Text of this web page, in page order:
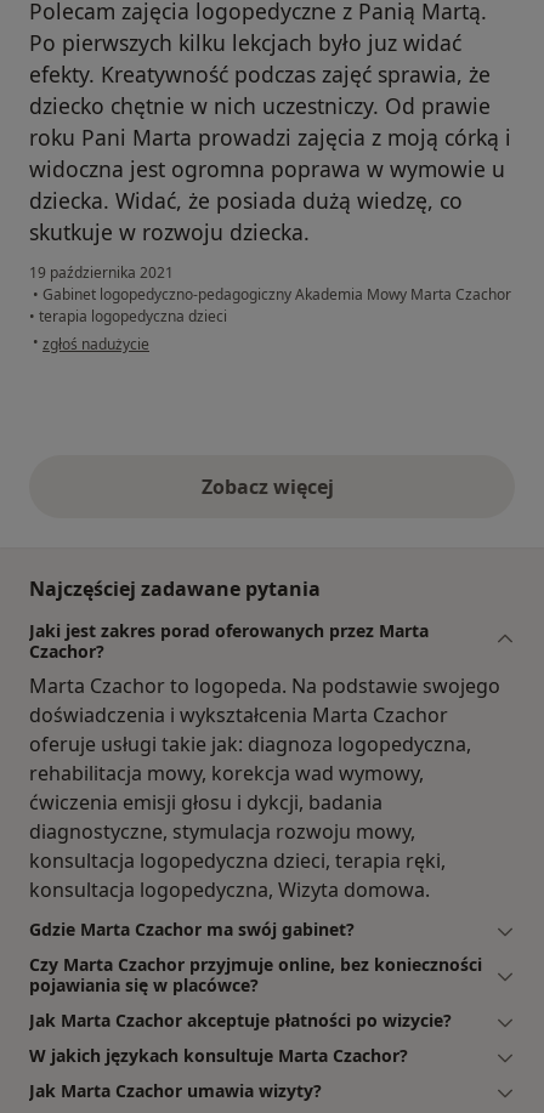
Polecam zajęcia logopedyczne z Panią Martą.
Po pierwszych kilku lekcjach było juz widać
efekty. Kreatywność podczas zajęć sprawia, że
dziecko chętnie w nich uczestniczy. Od prawie
roku Pani Marta prowadzi zajęcia z moją córką i
widoczna jest ogromna poprawa w wymowie u
dziecka. Widać, że posiada dużą wiedzę, co
skutkuje w rozwoju dziecka.
19 października 2021
• Gabinet logopedyczno-pedagogiczny Akademia Mowy Marta Czachor
• terapia logopedyczna dzieci
• w opinii użytkownika Milena
zgłoś nadużycie
Zobacz więcejopinie powyżej
Najczęściej zadawane pytania
Jaki jest zakres porad oferowanych przez Marta
Czachor?
Marta Czachor to logopeda. Na podstawie swojego
doświadczenia i wykształcenia Marta Czachor
oferuje usługi takie jak: diagnoza logopedyczna,
rehabilitacja mowy, korekcja wad wymowy,
ćwiczenia emisji głosu i dykcji, badania
diagnostyczne, stymulacja rozwoju mowy,
konsultacja logopedyczna dzieci, terapia ręki,
konsultacja logopedyczna, Wizyta domowa.
Gdzie Marta Czachor ma swój gabinet?
Czy Marta Czachor przyjmuje online, bez konieczności
pojawiania się w placówce?
Jak Marta Czachor akceptuje płatności po wizycie?
W jakich językach konsultuje Marta Czachor?
Jak Marta Czachor umawia wizyty?